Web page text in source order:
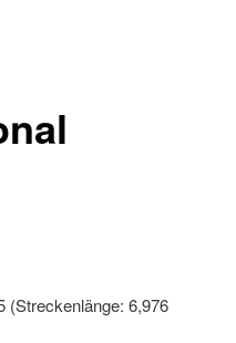
(Streckenlänge: 6,976